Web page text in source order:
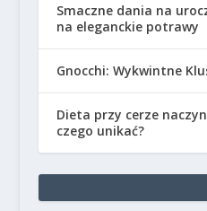
Smaczne dania na
na eleganckie potrawy
Gnocchi: Wykwintne
Dieta przy cerze
czego unikać?